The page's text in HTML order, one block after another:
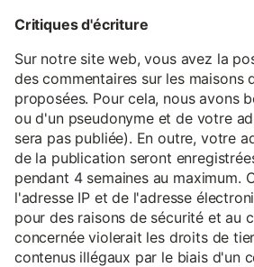
Critiques d'écriture
Sur notre site web, vous avez la
des commentaires sur les maisons
proposées. Pour cela, nous avons
ou d'un pseudonyme et de votre
sera pas publiée). En outre, votre
de la publication seront
pendant 4 semaines au maximum.
l'adresse IP et de l'adresse
pour des raisons de sécurité et au
concernée violerait les droits de
contenus illégaux par le biais d'un